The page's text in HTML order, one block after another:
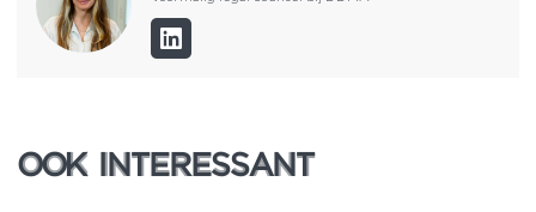
OOK INTERESSANT
OOK INTERESSANT